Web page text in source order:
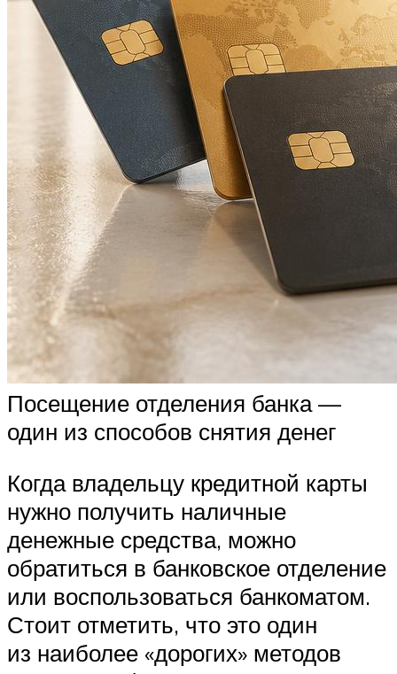
Посещение отделения банка —
один из способов снятия денег
Когда владельцу кредитной карты
нужно получить наличные
денежные средства, можно
обратиться в банковское отделение
или воспользоваться банкоматом.
Стоит отметить, что это один
из наиболее «дорогих» методов